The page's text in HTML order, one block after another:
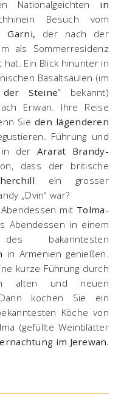
Nationalgeichten in
Besuch vom
Garni, der nach der
als Sommerresidenz
Ein Blick hinunter in
Basaltsäulen (im
der Steine” bekannt)
Eriwan. Ihre Reise
Sieden lägenderen
Führung und
in der Ararat Brandy-
dass der britische
ein grosser
„Dvin“ war?
mit Tolma-
Abendessen in einem
bakanntesten
in Armenien genießen.
kurze Führung durch
alten und neuen
kochen Sie ein
Köche von
(gefüllte Weinblätter
im Jerewan.